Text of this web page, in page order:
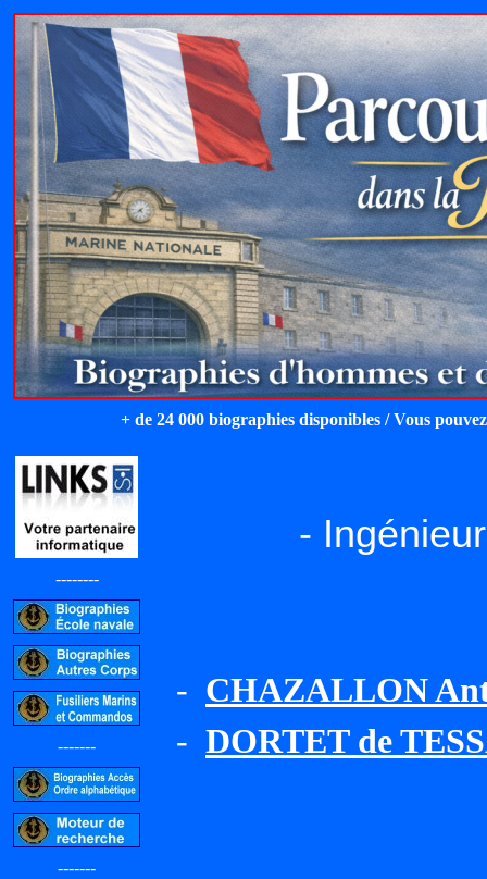
+ de 24 000 biographies disponibles / Vous
--------
-------
-------
-
- CHAZALLON
- DORTET de